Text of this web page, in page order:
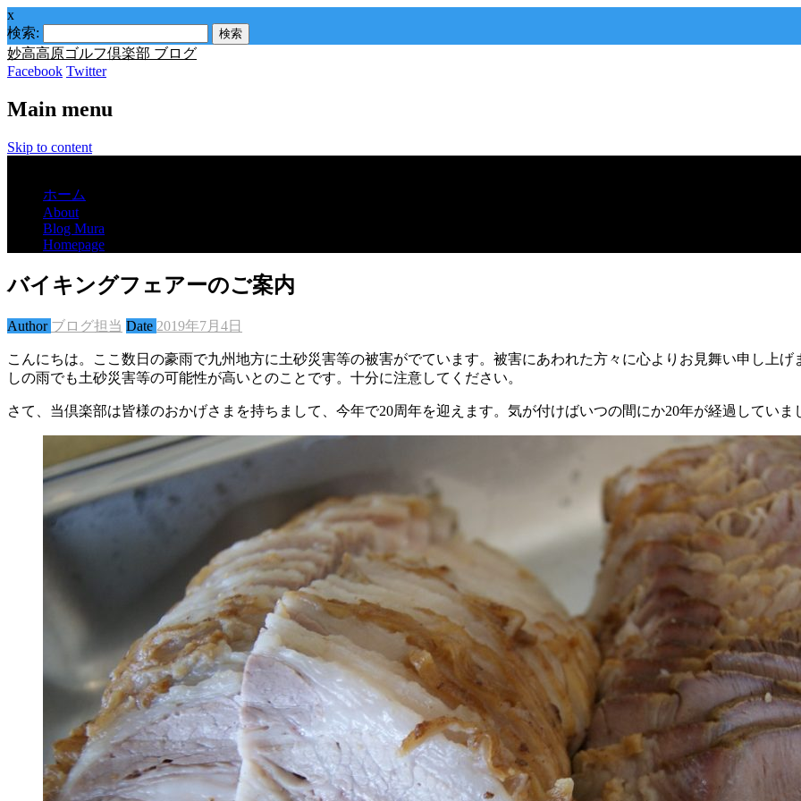
x
検索:
妙高高原ゴルフ倶楽部 ブログ
Facebook Twitter
Main menu
Skip to content
ホーム
About
Blog Mura
Homepage
バイキングフェアーのご案内
Author ブログ担当 Date 2019年7月4日
こんにちは。ここ数日の豪雨で九州地方に土砂災害等の被害がでています。被害にあわれた方々に心よりお見舞い申し上
しの雨でも土砂災害等の可能性が高いとのことです。十分に注意してください。
さて、当倶楽部は皆様のおかげさまを持ちまして、今年で20周年を迎えます。気が付けばいつの間にか20年が経過していま